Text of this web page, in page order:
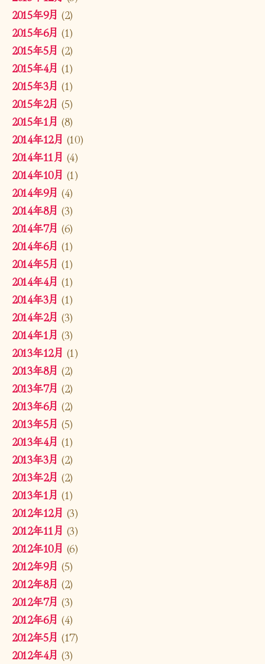
2015年9月 (2)
2015年6月 (1)
2015年5月 (2)
2015年4月 (1)
2015年3月 (1)
2015年2月 (5)
2015年1月 (8)
2014年12月 (10)
2014年11月 (4)
2014年10月 (1)
2014年9月 (4)
2014年8月 (3)
2014年7月 (6)
2014年6月 (1)
2014年5月 (1)
2014年4月 (1)
2014年3月 (1)
2014年2月 (3)
2014年1月 (3)
2013年12月 (1)
2013年8月 (2)
2013年7月 (2)
2013年6月 (2)
2013年5月 (5)
2013年4月 (1)
2013年3月 (2)
2013年2月 (2)
2013年1月 (1)
2012年12月 (3)
2012年11月 (3)
2012年10月 (6)
2012年9月 (5)
2012年8月 (2)
2012年7月 (3)
2012年6月 (4)
2012年5月 (17)
2012年4月 (3)